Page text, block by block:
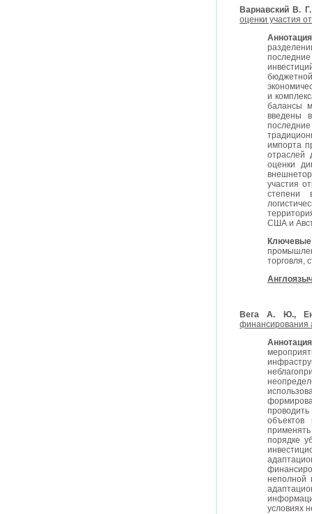
Варнавский В.
оценки участия
и
балансы
введены
импорта
отраслей
оценки
участия
степени
США и
торговля,
Вега А. Ю.,
финансирования
объектов
порядке
неполной
условиях